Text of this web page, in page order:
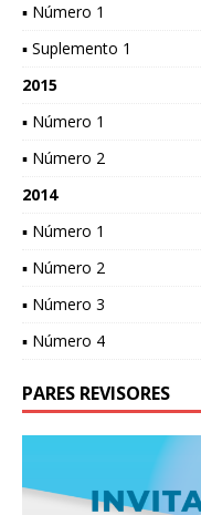
▪ Número 1
▪ Suplemento 1
2015
▪ Número 1
▪ Número 2
2014
▪ Número 1
▪ Número 2
▪ Número 3
▪ Número 4
PARES REVISORES